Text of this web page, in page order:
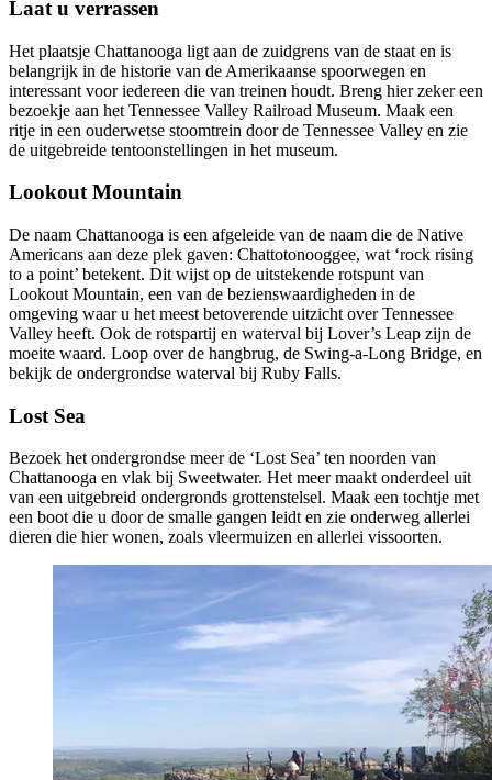
Laat u verrassen
Het plaatsje Chattanooga ligt aan de zuidgrens van de staat en is
belangrijk in de historie van de Amerikaanse spoorwegen en
interessant voor iedereen die van treinen houdt. Breng hier zeker een
bezoekje aan het Tennessee Valley Railroad Museum. Maak een
ritje in een ouderwetse stoomtrein door de Tennessee Valley en zie
de uitgebreide tentoonstellingen in het museum.
Lookout Mountain
De naam Chattanooga is een afgeleide van de naam die de Native
Americans aan deze plek gaven: Chattotonooggee, wat ‘rock rising
to a point’ betekent. Dit wijst op de uitstekende rotspunt van
Lookout Mountain, een van de bezienswaardigheden in de
omgeving waar u het meest betoverende uitzicht over Tennessee
Valley heeft. Ook de rotspartij en waterval bij Lover’s Leap zijn de
moeite waard. Loop over de hangbrug, de Swing-a-Long Bridge, en
bekijk de ondergrondse waterval bij Ruby Falls.
Lost Sea
Bezoek het ondergrondse meer de ‘Lost Sea’ ten noorden van
Chattanooga en vlak bij Sweetwater. Het meer maakt onderdeel uit
van een uitgebreid ondergronds grottenstelsel. Maak een tochtje met
een boot die u door de smalle gangen leidt en zie onderweg allerlei
dieren die hier wonen, zoals vleermuizen en allerlei vissoorten.